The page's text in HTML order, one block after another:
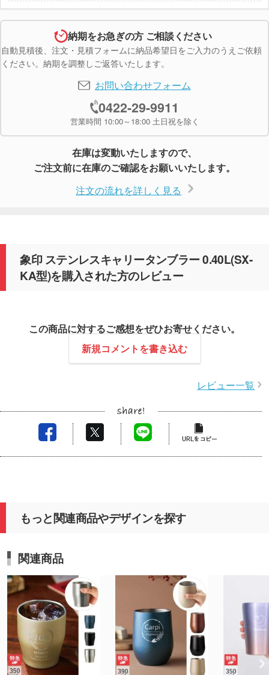
納期をお急ぎの方 ご相談ください
自動見積後、注文・見積フォームに納品希望日をご入力のうえご依頼
ください。納期を調整しご返答いたします。
お問い合わせフォーム
0422-29-9911
営業時間 10:00～18:00 土日祝を除く
在庫は変動いたしますので、
ご注文前に在庫のご確認をお願いいたします。
注文の流れを詳しく見る
象印 ステンレスキャリータンブラー 0.40L(SX-
KA型)を購入された方のレビュー
この商品に対するご感想をぜひお寄せください。
新規コメントを書き込む
レビュー一覧
もっと関連商品やデザインを探す
関連商品